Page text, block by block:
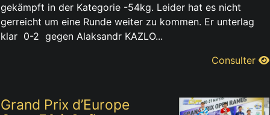
gekämpft in der Kategorie -54kg. Leider hat es nicht
gerreicht um eine Runde weiter zu kommen. Er unterlag
klar 0-2 gegen Alaksandr KAZLO...
Consulter
Grand Prix d’Europe